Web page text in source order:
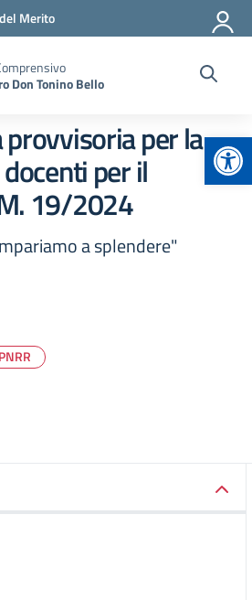
Merito
Don Tonino Bello
per la
per il
19/2024
a splendere"
PNRR